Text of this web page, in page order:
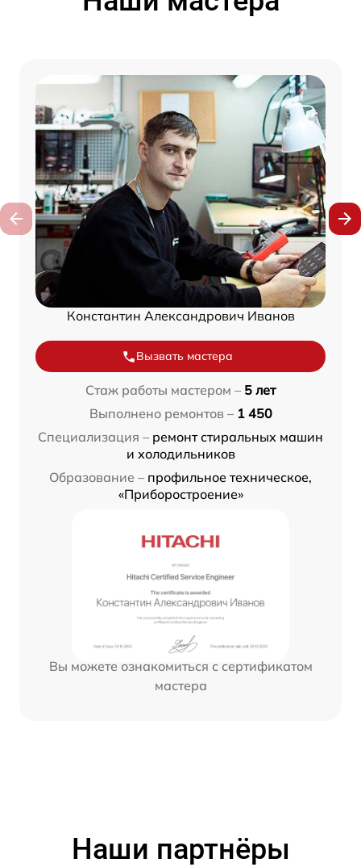
Константин Александрович Иванов
Вызвать мастера
Стаж работы мастером – 5 лет
Выполнено ремонтов – 1 450
Специализация – ремонт стиральных машин
и холодильников
Образование – профильное техническое,
«Приборостроение»
Вы можете ознакомиться с сертификатом
мастера
Наши партнёры